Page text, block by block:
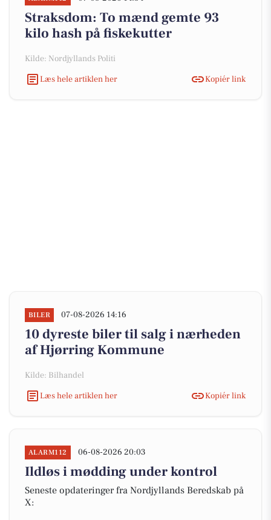
Straksdom: To mænd gemte 93
kilo hash på fiskekutter
Kilde: Nordjyllands Politi
Læs hele artiklen her
Kopiér link
BILER 07-08-2026 14:16
10 dyreste biler til salg i nærheden
af Hjørring Kommune
Kilde: Bilhandel
Læs hele artiklen her
Kopiér link
ALARM112 06-08-2026 20:03
Ildløs i mødding under kontrol
Seneste opdateringer fra Nordjyllands Beredskab på
X: